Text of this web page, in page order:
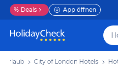
% Deals App öffnen
Urlaub City of London Hotels